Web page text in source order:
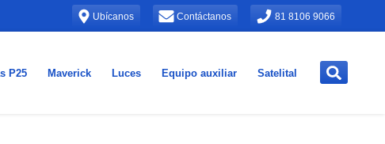
Ubícanos Contáctanos 81 8106 9066
P25 Maverick Luces Equipo auxiliar Satelital